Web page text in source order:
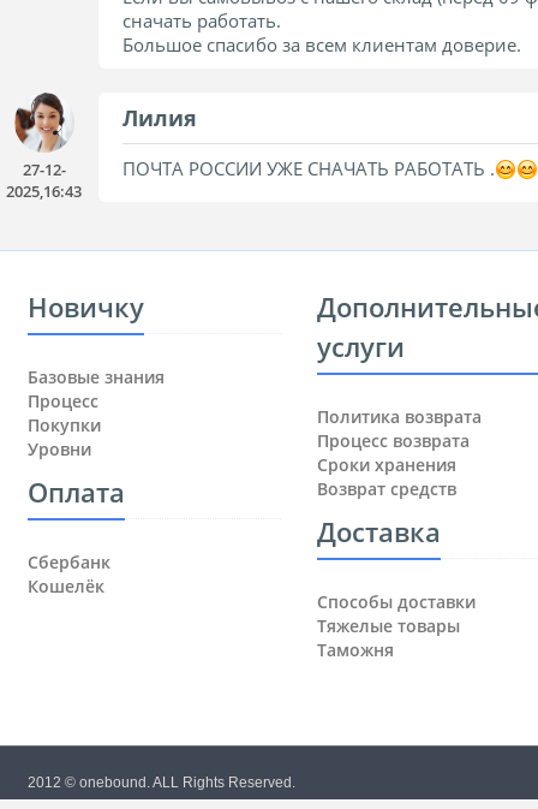
сначать работать.
27-12-
2025,16:43
Лилия
ПОЧТА РОССИИ УЖЕ СНАЧАТЬ РАБОТАТЬ .
Новичку
Базовые знания
Процесс
Покупки
Уровни
Оплата
Сбербанк
Кошелёк
услуги
Политика возврата
Процесс возврата
Сроки хранения
Возврат средств
Доставка
Способы доставки
Тяжелые товары
Таможня
2012 © onebound. ALL Rights Reserved.